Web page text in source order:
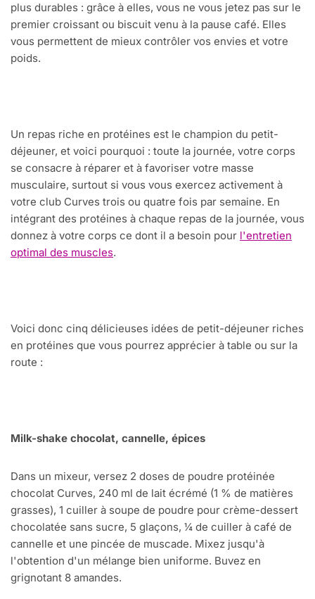
plus durables : grâce à elles, vous ne vous jetez pas sur le
premier croissant ou biscuit venu à la pause café. Elles
vous permettent de mieux contrôler vos envies et votre
poids.
Un repas riche en protéines est le champion du petit-
déjeuner, et voici pourquoi : toute la journée, votre corps
se consacre à réparer et à favoriser votre masse
musculaire, surtout si vous vous exercez activement à
votre club Curves trois ou quatre fois par semaine. En
intégrant des protéines à chaque repas de la journée, vous
donnez à votre corps ce dont il a besoin pour l'entretien
optimal des muscles.
Voici donc cinq délicieuses idées de petit-déjeuner riches
en protéines que vous pourrez apprécier à table ou sur la
route :
Milk-shake chocolat, cannelle, épices
Dans un mixeur, versez 2 doses de poudre protéinée
chocolat Curves, 240 ml de lait écrémé (1 % de matières
grasses), 1 cuiller à soupe de poudre pour crème-dessert
chocolatée sans sucre, 5 glaçons, ¼ de cuiller à café de
cannelle et une pincée de muscade. Mixez jusqu'à
l'obtention d'un mélange bien uniforme. Buvez en
grignotant 8 amandes.